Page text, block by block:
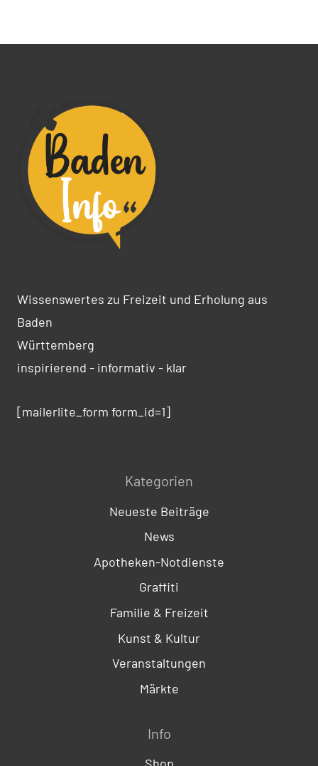
Wissenswertes zu Freizeit und Erholung aus
Baden
Württemberg
inspirierend - informativ - klar
[mailerlite_form form_id=1]
Kategorien
Neueste Beiträge
News
Apotheken-Notdienste
Graffiti
Familie & Freizeit
Kunst & Kultur
Veranstaltungen
Märkte
Info